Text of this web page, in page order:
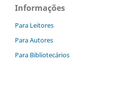
Informações
Para Leitores
Para Autores
Para Bibliotecários